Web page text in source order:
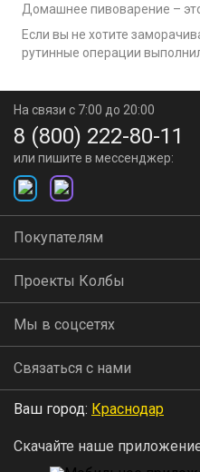
Домашнее пивоварение –
Если вы не хотите
рутинные операции
На связи с 7:00 до 20:00
8 (800) 222-80-11
или пишите в мессенджер:
Покупателям
Проекты Колбы
Мы в соцсетях
Связаться с нами
Ваш город: Краснодар
Скачайте наше